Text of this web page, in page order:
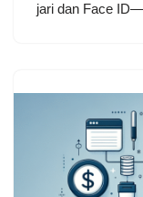
jari dan Face